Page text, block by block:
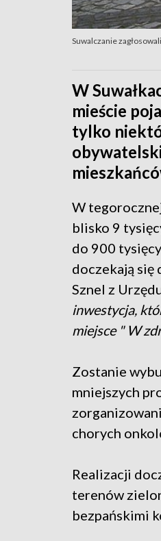
Suwalczanie
W
mieście
tylko
W
blisko 9
do 900
doczekają się
Sznel z
inwestycja,
miejsce " W
Zostanie
mniejszych
chorych
Realizacji
terenów
bezpańskimi